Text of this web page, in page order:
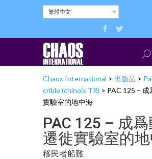
繁體中文
Chaos International > 出版品 >
crible (chinois TR) > PAC 125 –
實驗室的地中海
PAC 125 – 成
遷徙實驗室的
移民者船難